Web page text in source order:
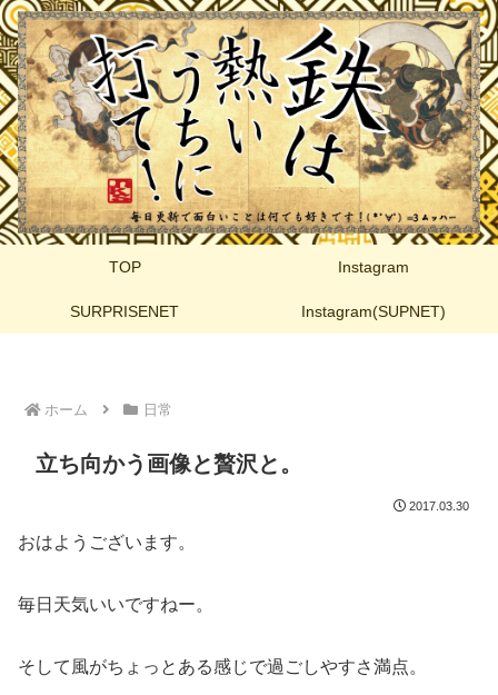
TOP Instagram
SURPRISENET Instagram(SUPNET)
ホーム 日常
立ち向かう画像と贅沢と。
2017.03.30
おはようございます。
毎日天気いいですねー。
そして風がちょっとある感じで過ごしやすさ満点。